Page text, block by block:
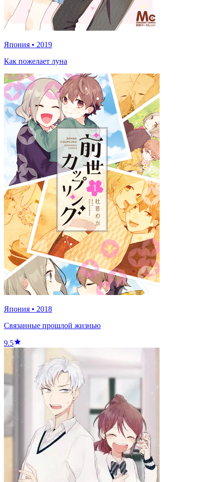
Япония • 2019
Как пожелает луна
Япония • 2018
Связанные прошлой жизнью
9.5